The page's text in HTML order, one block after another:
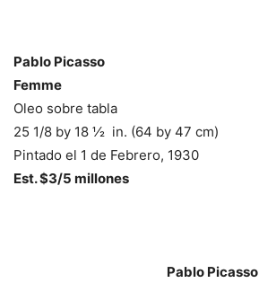
Pablo Picasso
Femme
Oleo sobre tabla
25 1/8 by 18 ½ in. (64 by 47 cm)
Pintado el 1 de Febrero, 1930
Est. $3/5 millones
Pablo Picasso